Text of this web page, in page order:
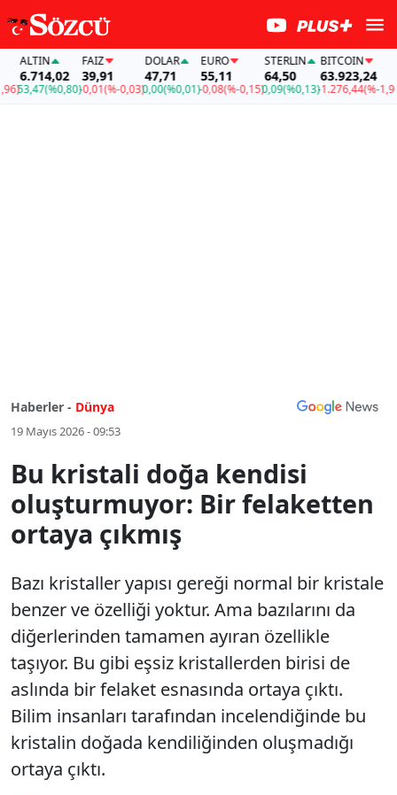
ALTIN
6.714,02
53,47(%0,80)
FAİZ
39,91
-0,01(%-0,03)
DOLAR
47,71
0,00(%0,01)
EURO
55,11
-0,08(%-0,15)
STERLIN
64,50
0,09(%0,13)
BITCOIN
63.923,24
-1.276,44(%-1,96)
Haberler - Dünya
19 Mayıs 2026 - 09:53
Bu kristali doğa kendisi
oluşturmuyor: Bir felaketten
ortaya çıkmış
Bazı kristaller yapısı gereği normal bir kristale
benzer ve özelliği yoktur. Ama bazılarını da
diğerlerinden tamamen ayıran özellikle
taşıyor. Bu gibi eşsiz kristallerden birisi de
aslında bir felaket esnasında ortaya çıktı.
Bilim insanları tarafından incelendiğinde bu
kristalin doğada kendiliğinden oluşmadığı
ortaya çıktı.